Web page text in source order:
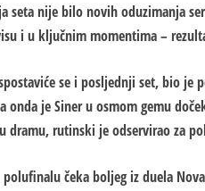
seta nije bilo novih oduzimanja
i u ključnim momentima –
se i posljednji set, bio je
onda je Siner u osmom gemu
dramu, rutinski je odservirao za
polufinalu čeka boljeg iz duela